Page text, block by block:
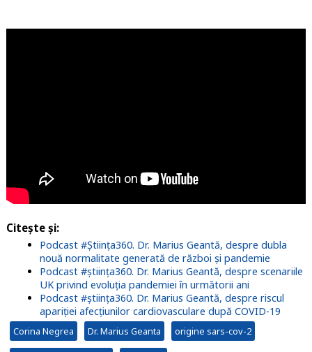
Citește și:
Podcast #Știința360. Dr. Marius Geantă, despre dubla
nouă normalitate generată de război și pandemie
Podcast #știința360. Dr. Marius Geantă, despre scenariile
UK privind evoluția pandemiei în următorii ani
Podcast #știința360. Dr. Marius Geantă, despre riscul
apariției afecțiunilor cardiovasculare după COVID-19
Corina Negrea Dr. Marius Geanta origine sars-cov-2